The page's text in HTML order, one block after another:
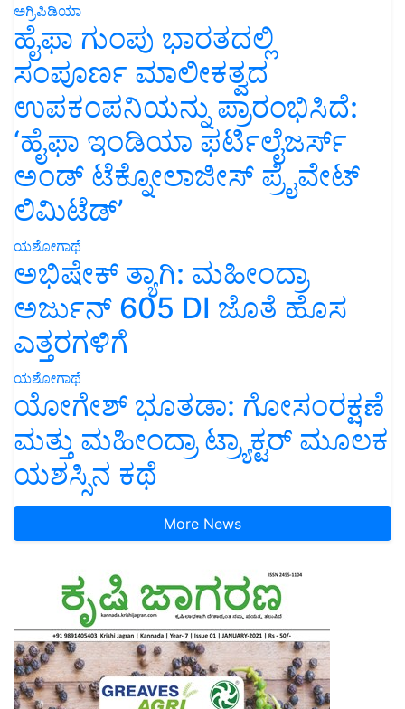
ಅಗ್ರಿಪಿಡಿಯಾ
ಹೈಫಾ ಗುಂಪು ಭಾರತದಲ್ಲಿ
ಸಂಪೂರ್ಣ ಮಾಲೀಕತ್ವದ
ಉಪಕಂಪನಿಯನ್ನು ಪ್ರಾರಂಭಿಸಿದೆ:
‘ಹೈಫಾ ಇಂಡಿಯಾ ಫರ್ಟಿಲೈಜರ್ಸ್
ಅಂಡ್ ಟೆಕ್ನೋಲಾಜೀಸ್ ಪ್ರೈವೇಟ್
ಲಿಮಿಟೆಡ್’
ಯಶೋಗಾಥೆ
ಅಭಿಷೇಕ್ ತ್ಯಾಗಿ: ಮಹೀಂದ್ರಾ
ಅರ್ಜುನ್ 605 DI ಜೊತೆ ಹೊಸ
ಎತ್ತರಗಳಿಗೆ
ಯಶೋಗಾಥೆ
ಯೋಗೇಶ್ ಭೂತಡಾ: ಗೋಸಂರಕ್ಷಣೆ
ಮತ್ತು ಮಹೀಂದ್ರಾ ಟ್ರ್ಯಾಕ್ಟರ್ ಮೂಲಕ
ಯಶಸ್ಸಿನ ಕಥೆ
More News